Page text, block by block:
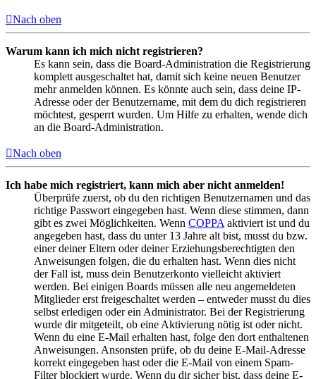
Nach oben
Warum kann ich mich nicht registrieren?
Es kann sein, dass die Board-Administration die Registrierung
komplett ausgeschaltet hat, damit sich keine neuen Benutzer
mehr anmelden können. Es könnte auch sein, dass deine IP-
Adresse oder der Benutzername, mit dem du dich registrieren
möchtest, gesperrt wurden. Um Hilfe zu erhalten, wende dich
an die Board-Administration.
Nach oben
Ich habe mich registriert, kann mich aber nicht anmelden!
Überprüfe zuerst, ob du den richtigen Benutzernamen und das
richtige Passwort eingegeben hast. Wenn diese stimmen, dann
gibt es zwei Möglichkeiten. Wenn COPPA aktiviert ist und du
angegeben hast, dass du unter 13 Jahre alt bist, musst du bzw.
einer deiner Eltern oder deiner Erziehungsberechtigten den
Anweisungen folgen, die du erhalten hast. Wenn dies nicht
der Fall ist, muss dein Benutzerkonto vielleicht aktiviert
werden. Bei einigen Boards müssen alle neu angemeldeten
Mitglieder erst freigeschaltet werden – entweder musst du dies
selbst erledigen oder ein Administrator. Bei der Registrierung
wurde dir mitgeteilt, ob eine Aktivierung nötig ist oder nicht.
Wenn du eine E-Mail erhalten hast, folge den dort enthaltenen
Anweisungen. Ansonsten prüfe, ob du deine E-Mail-Adresse
korrekt eingegeben hast oder die E-Mail von einem Spam-
Filter blockiert wurde. Wenn du dir sicher bist, dass deine E-